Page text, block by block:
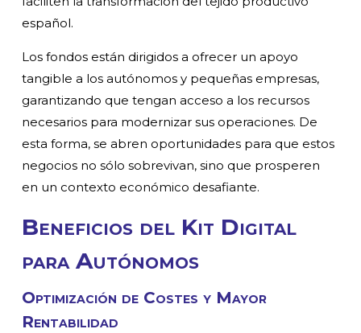
español.
Los fondos están dirigidos a ofrecer un apoyo
tangible a los autónomos y pequeñas empresas,
garantizando que tengan acceso a los recursos
necesarios para modernizar sus operaciones. De
esta forma, se abren oportunidades para que estos
negocios no sólo sobrevivan, sino que prosperen
en un contexto económico desafiante.
Beneficios del Kit Digital
para Autónomos
Optimización de Costes y Mayor
Rentabilidad